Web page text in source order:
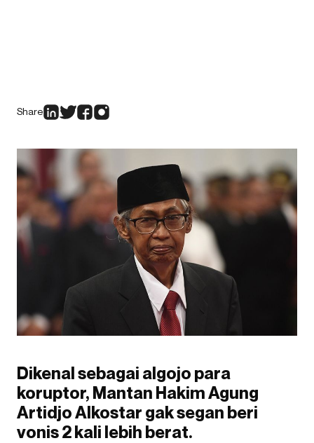
Share
Dikenal sebagai algojo para
koruptor, Mantan Hakim Agung
Artidjo Alkostar gak segan beri
vonis 2 kali lebih berat.